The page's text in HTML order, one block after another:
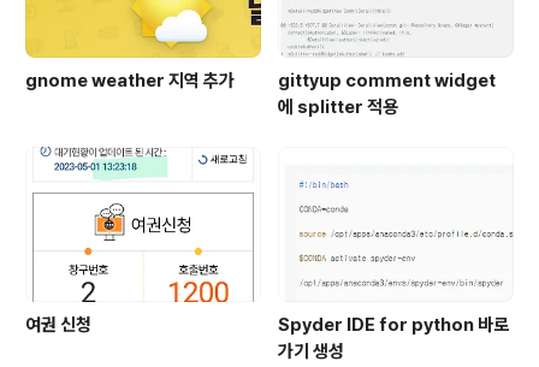
gnome weather 지역 추가
gittyup comment widget
에 splitter 적용
여권 신청
Spyder IDE for python 바로
가기 생성